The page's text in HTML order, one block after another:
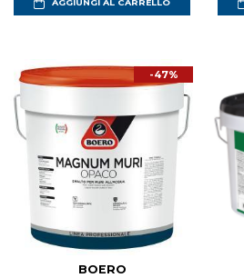
AGGIUNGI AL CARRELLO
-47%
BOERO